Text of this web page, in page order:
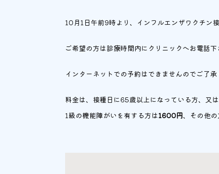
10月1日午前9時より、インフルエンザワクチン
ご希望の方は診療時間内にクリニックへお電話下
インターネットでの予約はできませんのでご了承
料金は、接種日に65歳以上になっている方、又
1級の機能障がいを有する方は1600円、その他の